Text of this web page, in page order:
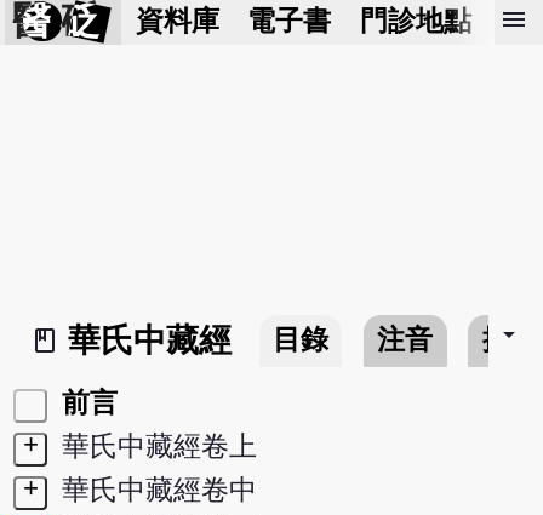
醫 砭 資料庫 電子書 門診地點 預
menu
book_2
華氏中藏經 目錄 注音 搜尋
arrow_drop_down
前言
+
華氏中藏經卷上
+
華氏中藏經卷中